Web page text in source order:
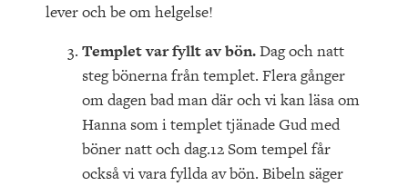
lever och be om helgelse!
Templet var fyllt av bön.Dag och natt
steg bönerna från templet. Flera gånger
om dagen bad man där och vi kan läsa om
Hanna som i templet tjänade Gud med
böner natt och dag.12 Som tempel får
också vi vara fyllda av bön. Bibeln säger